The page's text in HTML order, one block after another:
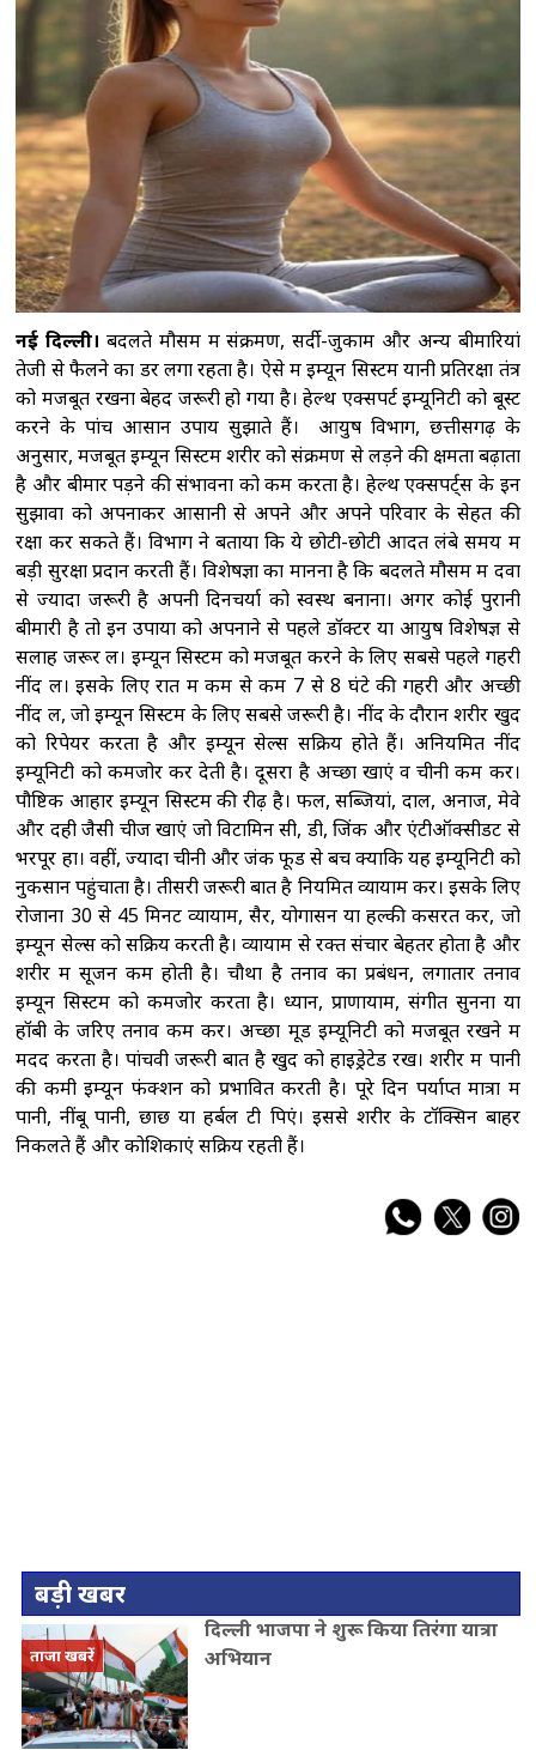
विनिर्माण और सरकारी योजनाओं से मिली नई ताकत:
पीएम मोदी
'2023 में पारित महिला आरक्षण कानून
को बिना किसी शर्त के लागू करें', राहुल गांधी का रिजिजू
को जवाब
राहुल गांधी को महिला आरक्षण विधेयक
का समर्थन करने में कोई दिक्कत नहीं होनी चाहिए :
रिजिजू
ट्रंप ने रणनीतिक खनिज परियोजनाओं के
लिए 2 अरब डॉलर निवेश का किया ऐलान, रक्षा सप्लाई
चेन मजबूत करने पर जोर
नई दिल्ली।बदलते मौसम में संक्रमण, सर्दी-जुकाम और अन्य बीमारियां
तेजी से फैलने का डर लगा रहता है। ऐसे में इम्यून सिस्टम यानी प्रतिरक्षा तंत्र
को मजबूत रखना बेहद जरूरी हो गया है। हेल्थ एक्सपर्ट इम्यूनिटी को बूस्ट
करने के पांच आसान उपाय सुझाते हैं। आयुष विभाग, छत्तीसगढ़ के
अनुसार, मजबूत इम्यून सिस्टम शरीर को संक्रमण से लड़ने की क्षमता बढ़ाता
है और बीमार पड़ने की संभावना को कम करता है। हेल्थ एक्सपर्ट्स के इन
सुझावों को अपनाकर आसानी से अपने और अपने परिवार के सेहत की
रक्षा कर सकते हैं। विभाग ने बताया कि ये छोटी-छोटी आदतें लंबे समय में
बड़ी सुरक्षा प्रदान करती हैं। विशेषज्ञों का मानना है कि बदलते मौसम में दवा
से ज्यादा जरूरी है अपनी दिनचर्या को स्वस्थ बनाना। अगर कोई पुरानी
बीमारी है तो इन उपायों को अपनाने से पहले डॉक्टर या आयुष विशेषज्ञ से
सलाह जरूर लें। इम्यून सिस्टम को मजबूत करने के लिए सबसे पहले गहरी
नींद लें। इसके लिए रात में कम से कम 7 से 8 घंटे की गहरी और अच्छी
नींद लें, जो इम्यून सिस्टम के लिए सबसे जरूरी है। नींद के दौरान शरीर खुद
को रिपेयर करता है और इम्यून सेल्स सक्रिय होते हैं। अनियमित नींद
इम्यूनिटी को कमजोर कर देती है। दूसरा है अच्छा खाएं व चीनी कम करें।
पौष्टिक आहार इम्यून सिस्टम की रीढ़ है। फल, सब्जियां, दालें, अनाज, मेवे
और दही जैसी चीजें खाएं जो विटामिन सी, डी, जिंक और एंटीऑक्सीडेंट से
भरपूर हों। वहीं, ज्यादा चीनी और जंक फूड से बचें क्योंकि यह इम्यूनिटी को
नुकसान पहुंचाता है। तीसरी जरूरी बात है नियमित व्यायाम करें। इसके लिए
रोजाना 30 से 45 मिनट व्यायाम, सैर, योगासन या हल्की कसरत करें, जो
इम्यून सेल्स को सक्रिय करती है। व्यायाम से रक्त संचार बेहतर होता है और
शरीर में सूजन कम होती है। चौथा है तनाव का प्रबंधन, लगातार तनाव
इम्यून सिस्टम को कमजोर करता है। ध्यान, प्राणायाम, संगीत सुनना या
हॉबी के जरिए तनाव कम करें। अच्छा मूड इम्यूनिटी को मजबूत रखने में
मदद करता है। पांचवी जरूरी बात है खुद को हाइड्रेटेड रखें। शरीर में पानी
की कमी इम्यून फंक्शन को प्रभावित करती है। पूरे दिन पर्याप्त मात्रा में
पानी, नींबू पानी, छाछ या हर्बल टी पिएं। इससे शरीर के टॉक्सिन बाहर
निकलते हैं और कोशिकाएं सक्रिय रहती हैं।
बड़ी खबर
ताजा खबरें
दिल्ली भाजपा ने शुरू किया तिरंगा यात्रा
अभियान